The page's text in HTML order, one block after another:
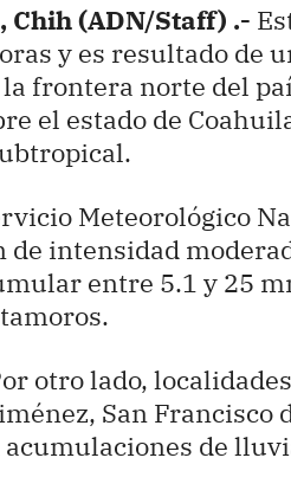
Chih (ADN/Staff) .-
y es resultado de
frontera norte del
el estado de
Meteorológico
de intensidad
entre 5.1 y 25
otro lado,
San Francisco
de